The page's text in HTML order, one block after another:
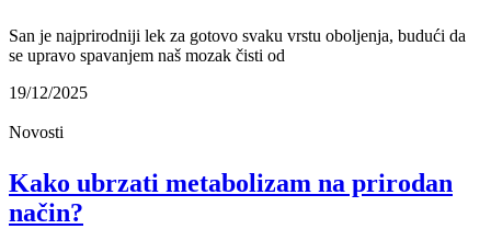
San je najprirodniji lek za gotovo svaku vrstu oboljenja, budući da
se upravo spavanjem naš mozak čisti od
19/12/2025
Novosti
Kako ubrzati metabolizam na prirodan
način?